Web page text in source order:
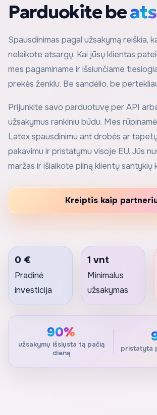
Parduokite be
Spausdinimas pagal užsakymą reiškia,
nelaikote atsargų. Kai jūsų klientas
mes pagaminame ir išsiunčiame
prekės ženklu. Be sandėlio, be
Prijunkite savo parduotuvę per API
užsakymus rankiniu būdu. Mes
Latex spausdinimu ant drobės ar
pakavimu ir pristatymu visoje EU. Jūs
maržas ir išlaikote pilną klientų santykių
Kreiptis kaip
0 €
Pradinė
investicija
1 vnt
Minimalus
užsakymas
90%
užsakymų išsiųsta tą pačią
dieną
pristatyta